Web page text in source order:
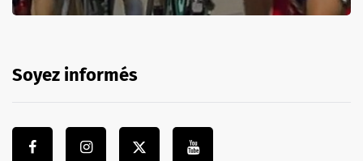
Soyez informés